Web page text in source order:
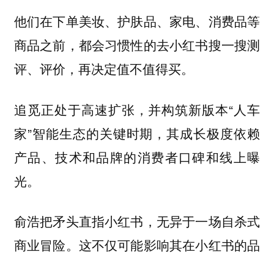
他们在下单美妆、护肤品、家电、消费品等
商品之前，都会习惯性的去小红书搜一搜测
评、评价，再决定值不值得买。
追觅正处于高速扩张，并构筑新版本“人车
家”智能生态的关键时期，其成长极度依赖
产品、技术和品牌的消费者口碑和线上曝
光。
俞浩把矛头直指小红书，无异于一场自杀式
商业冒险。这不仅可能影响其在小红书的品